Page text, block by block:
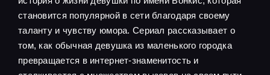
становится популярной в сети благодаря своему
таланту и чувству юмора. Сериал рассказывает о
том, как обычная девушка из маленького городка
превращается в интернет-знаменитость и